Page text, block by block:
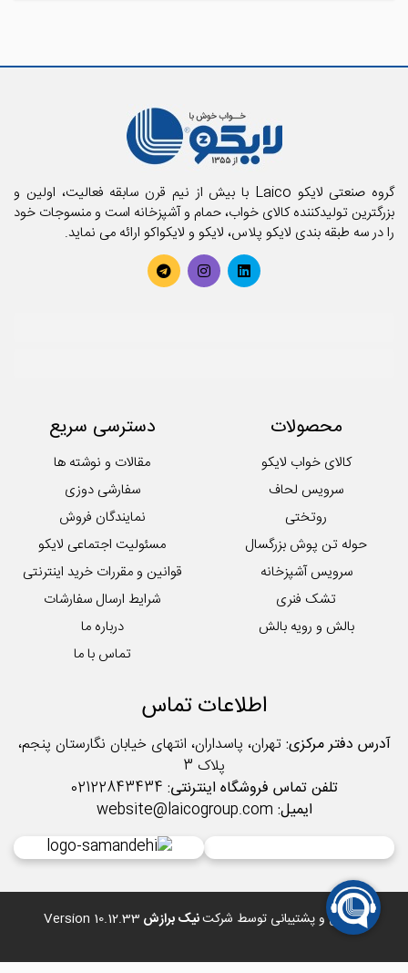
گروه صنعتی لایکو Laico با بیش از نیم قرن سابقه فعالیت، اولین و
بزرگترین تولیدکننده کالای خواب، حمام و آشپزخانه است و منسوجات خود
را در سه طبقه بندی لایکو پلاس، لایکو و لایکواکو ارائه می نماید.
محصولات
کالای خواب لایکو
سرویس لحاف
روتختی
حوله تن پوش بزرگسال
سرویس آشپزخانه
تشک فنری
بالش و رویه بالش
دسترسی سریع
مقالات و نوشته ها
سفارشی دوزی
نمایندگان فروش
مسئولیت اجتماعی لایکو
قوانین و مقررات خرید اینترنتی
شرایط ارسال سفارشات
درباره ما
تماس با ما
اطلاعات تماس
آدرس دفتر مرکزی:تهران، پاسداران، انتهای خیابان نگارستان پنجم،
پلاک 3
تلفن تماس فروشگاه اینترنتی:
ایمیل: website@laicogroup.com
طراحی و پشتیبانی توسط شرکتنیک برازش Version 10.12.33